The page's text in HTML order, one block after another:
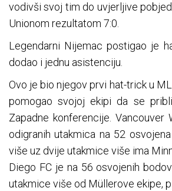
vodivši svoj tim do uvjerljive
Unionom rezultatom 7:0.
Legendarni Nijemac postigao je
dodao i jednu asistenciju.
Ovo je bio njegov prvi hat-trick u
pomogao svojoj ekipi da se
Zapadne konferencije. Vancouver
odigranih utakmica na 52
više uz dvije utakmice više ima
Diego FC je na 56 osvojenih
utakmice više od Müllerove ekipe,